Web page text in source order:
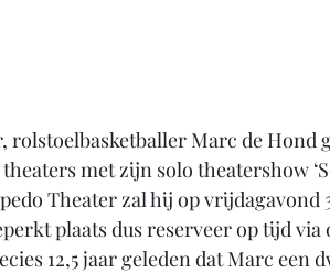
Marc de Hond
met zijn solo theatershow
Theater zal hij op vrijdagavond
plaats dus reserveer op tijd
12,5 jaar geleden dat Marc een